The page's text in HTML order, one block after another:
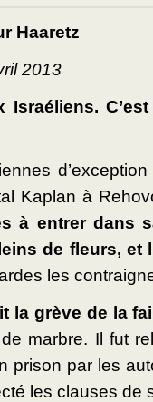
Haaretz
2013
Kaplan à
à entrer dans
de fleurs,
les
la grève de la
marbre. Il fut
prison par les
les clauses de